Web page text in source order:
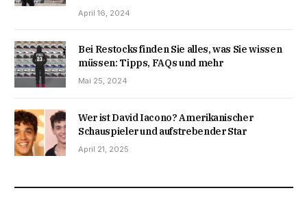
April 16, 2024
Bei Restocks finden Sie alles, was Sie wissen
müssen: Tipps, FAQs und mehr
Mai 25, 2024
Wer ist David Iacono? Amerikanischer
Schauspieler und aufstrebender Star
April 21, 2025